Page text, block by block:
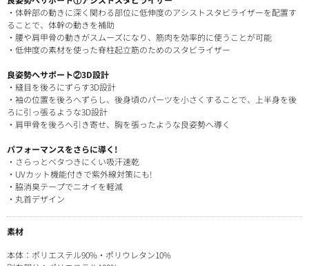
・体幹部の動きに深く関わる部位に低伸度のアシストスタビライザーを配置す
ることで、体幹の動きを補助
・腰や肩甲骨の動きがスムーズになり、筋肉を効率的に使うことが可能
・低伸度の素材を使った脊柱起立筋のためのスタビライザー
良姿勢へサポート②3D設計
・縫目を後ろにずらす3D設計
・袖の位置を後ろへずらし、後身頃のパーツを小さくすることで、上半身を後
ろに引っ張るような3D設計
・肩甲骨を後ろへ引き寄せ、胸を張ったような良姿勢へ導く
パフォーマンスをさらに導く!
・さらっとベタつきにくい吸汗速乾
・UVカット機能付きで紫外線対策にも!
・脇消臭テープでニオイを軽減
・丸首デザイン
素材
本体：ポリエステル90%・ポリウレタン10%